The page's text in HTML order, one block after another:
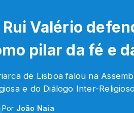
Rui Valério
pilar da fé e
de Lisboa falou na
e do Diálogo Inter-
Por João Naia